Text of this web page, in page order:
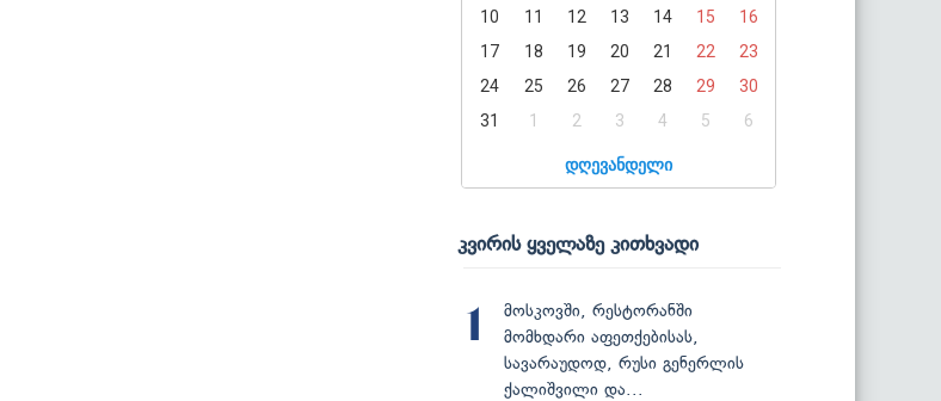
10
11 12 13 14 15
16
17
18 19 20 21 22
23
24
25 26 27 28 29
30
31
1 2 3 4 5 6
დღევანდელი
კვირის ყველაზე კითხვადი
1
მოსკოვში, რესტორანში
მომხდარი აფეთქებისას,
სავარაუდოდ, რუსი გენერლის
ქალიშვილი და...